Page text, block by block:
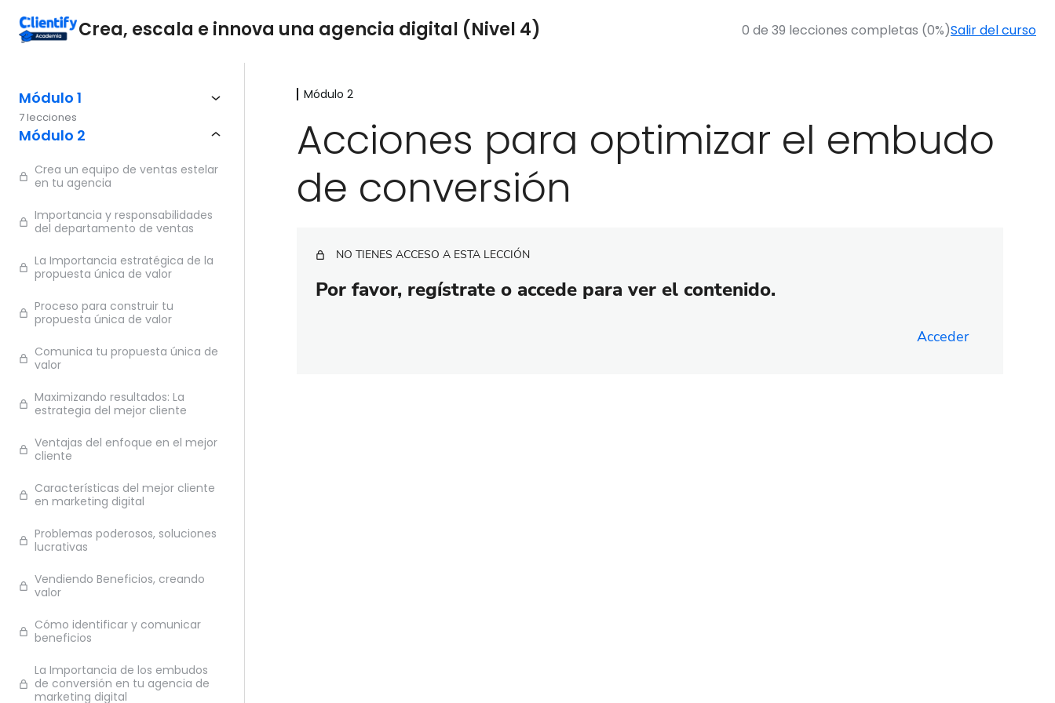
Crea, escala e innova una agencia digital (Nivel 4) 0 de 39 lecciones completas (0%)Salir del curso
Módulo 1
7 lecciones
Módulo 2
Crea un equipo de ventas estelar
en tu agencia
Importancia y responsabilidades
del departamento de ventas
La Importancia estratégica de la
propuesta única de valor
Proceso para construir tu
propuesta única de valor
Comunica tu propuesta única de
valor
Maximizando resultados: La
estrategia del mejor cliente
Ventajas del enfoque en el mejor
cliente
Características del mejor cliente
en marketing digital
Problemas poderosos, soluciones
lucrativas
Vendiendo Beneficios, creando
valor
Cómo identificar y comunicar
beneficios
La Importancia de los embudos
de conversión en tu agencia de
marketing digital
Módulo 2
Acciones para optimizar el embudo
de conversión
NO TIENES ACCESO A ESTA LECCIÓN
Por favor, regístrate o accede para ver el contenido.
Acceder